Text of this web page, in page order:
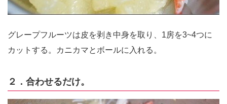
グレープフルーツは皮を剥き中身を取り、1房を3~4つに
カットする。カニカマとボールに入れる。
２．合わせるだけ。